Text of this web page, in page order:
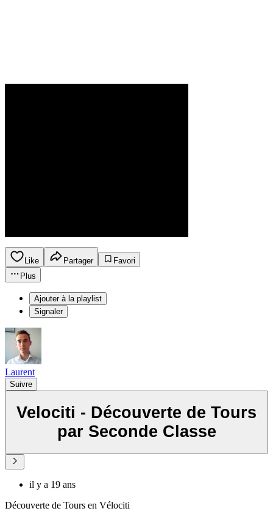
Like Partager
Favori
Plus
Ajouter à la playlist
Signaler
Laurent
Suivre
Velociti - Découverte de Tours
par Seconde Classe
il y a 19 ans
Découverte de Tours en Vélociti